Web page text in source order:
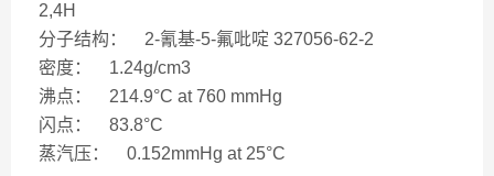
2,4H
分子结构： 2-氰基-5-氟吡啶 327056-62-2
密度： 1.24g/cm3
沸点： 214.9°C at 760 mmHg
闪点： 83.8°C
蒸汽压： 0.152mmHg at 25°C